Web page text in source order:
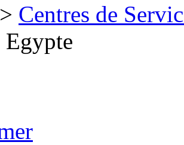
> Centres de
Egypte